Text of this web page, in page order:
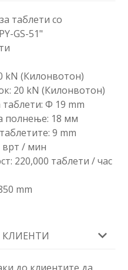
таблети со
GS-51"
kN (Килонвотон)
20 kN (Килонвотон)
Φ 19 mm
полнење: 18 мм
9 mm
врт / мин
220,000 таблети / час
mm